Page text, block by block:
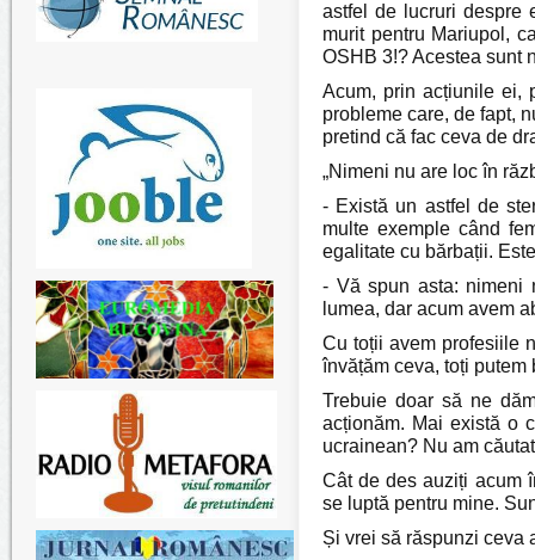
astfel de lucruri despre
murit pentru Mariupol,
OSHB 3!? Acestea sunt
Acum, prin acțiunile ei,
probleme care, de fapt,
pretind că fac ceva de
„Nimeni nu are loc în
- Există un astfel de
multe exemple când
egalitate cu bărbații.
- Vă spun asta: nimeni
lumea, dar acum avem
Cu toții avem profesiile
învățăm ceva, toți putem
Trebuie doar să ne
acționăm. Mai există o
ucrainean? Nu am
Cât de des auziți acum
se luptă pentru mine.
Și vrei să răspunzi ceva